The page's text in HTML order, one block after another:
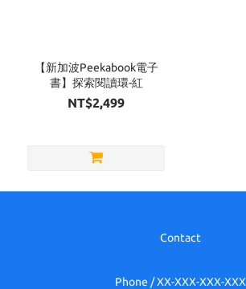
【新加波Peekabook電子
書】探索閱讀環-紅
NT$2,499
Contact
Phone / XX-XXX-XXX-XXX